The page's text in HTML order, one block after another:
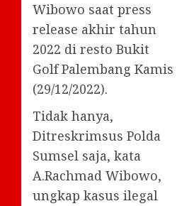
Wibowo saat press
release akhir tahun
2022 di resto Bukit
Golf Palembang Kamis
(29/12/2022).
Tidak hanya,
Ditreskrimsus Polda
Sumsel saja, kata
A.Rachmad Wibowo,
ungkap kasus ilegal